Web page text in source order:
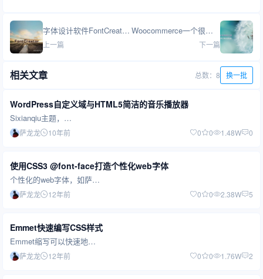
字体设计软件FontCreator定制个性化的中文WEB字体
上一篇
Woocommerce一个很漂亮的购物系统
下一篇
相关文章 总数：8 换一批
WordPress自定义域与HTML5简洁的音乐播放器
Sixianqiu主题，…
萨龙龙 10年前 0 0 1.48W 0
使用CSS3 @font-face打造个性化web字体
个性化的web字体，如萨…
萨龙龙 12年前 0 0 2.38W 5
Emmet快速编写CSS样式
Emmet缩写可以快速地…
萨龙龙 12年前 0 0 1.76W 2